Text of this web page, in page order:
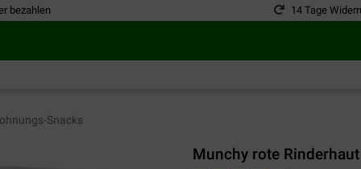
bezahlen 14 Tage
Snacks
Munchy rote